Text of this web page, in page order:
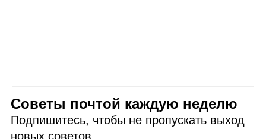
Советы почтой каждую неделю
Подпишитесь, чтобы не пропускать выход
новых советов.